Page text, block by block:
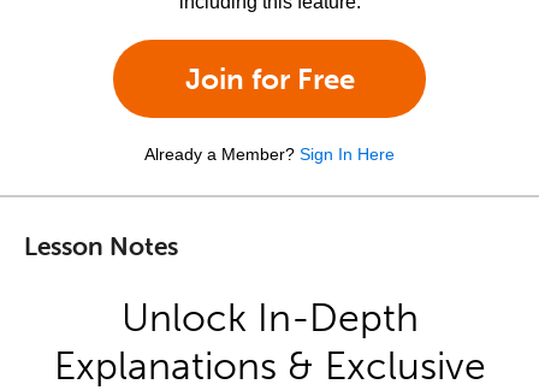
Join for Free
Already a Member? Sign In Here
Lesson Notes
Unlock In-Depth
Explanations & Exclusive